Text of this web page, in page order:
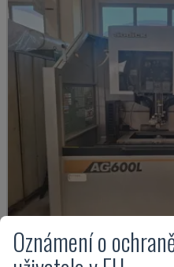
Oznámení o